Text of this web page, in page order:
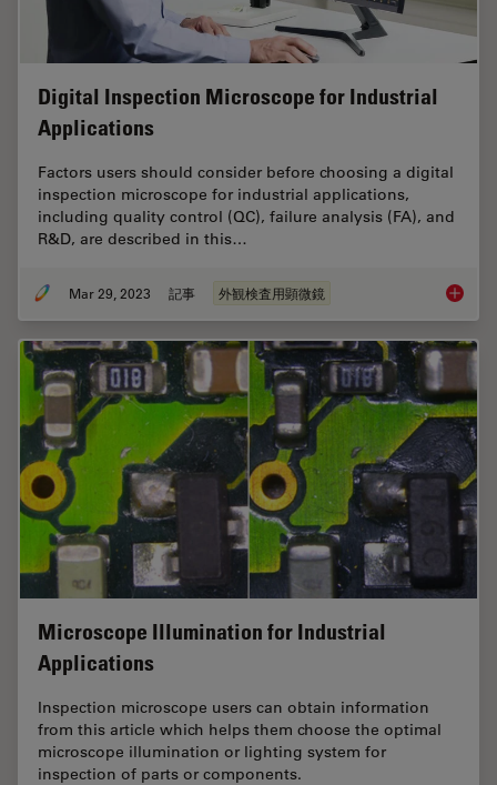
Digital Inspection Microscope for Industrial
Applications
Factors users should consider before choosing a digital
inspection microscope for industrial applications,
including quality control (QC), failure analysis (FA), and
R&D, are described in this…
Mar 29, 2023 記事 外観検査用顕微鏡 Digital
Microscope Illumination for Industrial
Applications
Inspection microscope users can obtain information
from this article which helps them choose the optimal
microscope illumination or lighting system for
inspection of parts or components.